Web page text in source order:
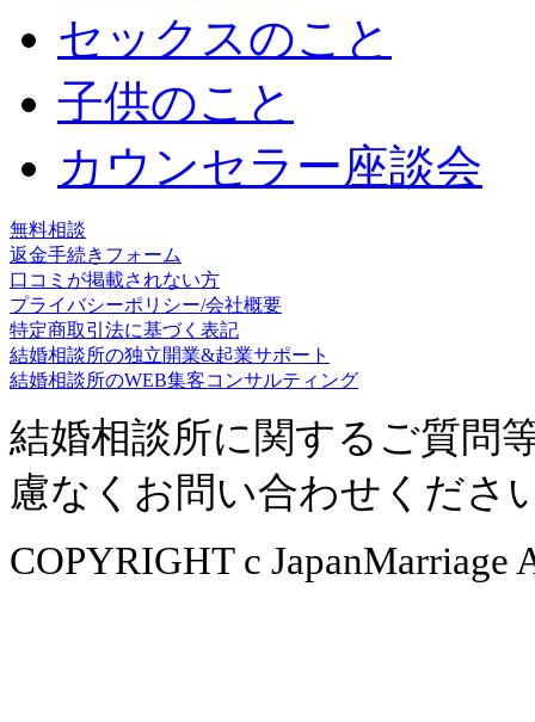
セックスのこと
子供のこと
カウンセラー座談会
無料相談
返金手続きフォーム
口コミが掲載されない方
プライバシーポリシー/会社概要
特定商取引法に基づく表記
結婚相談所の独立開業&起業サポート
結婚相談所のWEB集客コンサルティング
結婚相談所に関するご質問
慮なくお問い合わせくださ
COPYRIGHT c JapanMarriage